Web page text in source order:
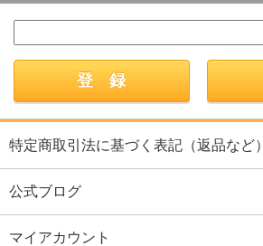
特定商取引法に基づく表記（返品など）
公式ブログ
マイアカウント